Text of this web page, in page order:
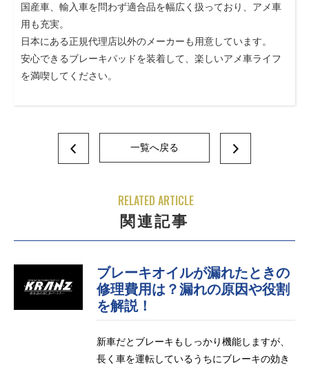
国産車、輸入車を問わず適合品を幅広く扱っており、アメ車
用も充実。
日本にある正規代理店以外のメーカーも用意しています。
安心できるブレーキパッドを装着して、楽しいアメ車ライフ
を満喫してください。
一覧へ戻る
RELATED ARTICLE
関連記事
ブレーキオイルが漏れたときの
修理費用は？漏れの原因や役割
を解説！
新車だとブレーキもしっかり機能しますが、
長く車を運転しているうちにブレーキの効き